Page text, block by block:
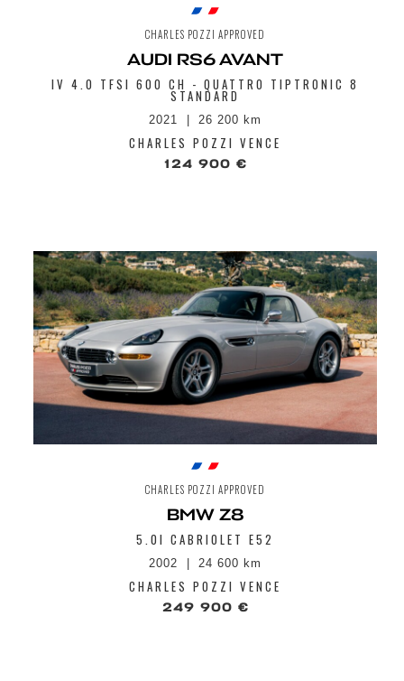
CHARLES POZZI APPROVED
AUDI RS6 AVANT
IV 4.0 TFSI 600 CH - QUATTRO TIPTRONIC 8
STANDARD
2021 26 200 km
CHARLES POZZI VENCE
124 900 €
CHARLES POZZI APPROVED
BMW Z8
5.0I CABRIOLET E52
2002 24 600 km
CHARLES POZZI VENCE
249 900 €